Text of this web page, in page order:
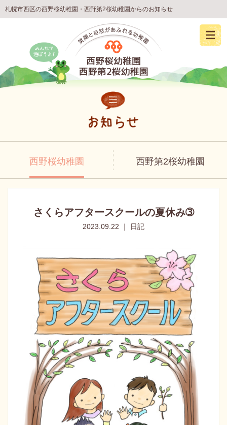
札幌市西区の西野桜幼稚園・西野第2桜幼稚園からのお知らせ
西野桜幼稚園 西野第2桜幼稚園
さくらアフタースクールの夏休み➂
2023.09.22 ｜ 日記